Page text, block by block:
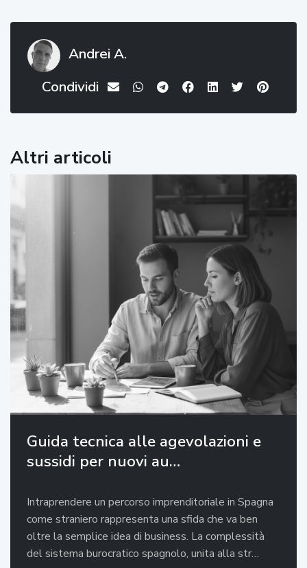
Andrei A.
Condividi
Altri articoli
Guida tecnica alle agevolazioni e
sussidi per nuovi au…
Intraprendere un percorso imprenditoriale in Spagna
come straniero rappresenta una sfida che va ben
oltre la semplice idea di business. La complessità
del sistema burocratico spagnolo, unita alla str…